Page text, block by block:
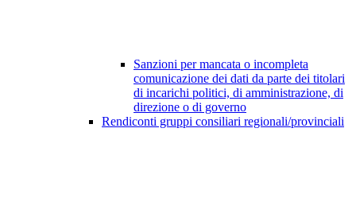
Sanzioni per mancata o incompleta
comunicazione dei dati da parte dei titolari
di incarichi politici, di amministrazione, di
direzione o di governo
Rendiconti gruppi consiliari regionali/provinciali